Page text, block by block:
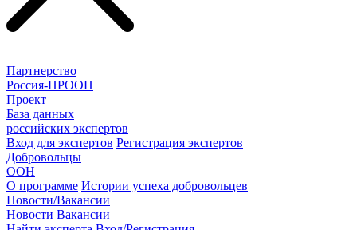
Партнерство
Россия-ПРООН
Проект
База данных
российских экспертов
Вход для экспертов Регистрация экспертов
Добровольцы
ООН
О программе Истории успеха добровольцев
Новости/Вакансии
Новости Вакансии